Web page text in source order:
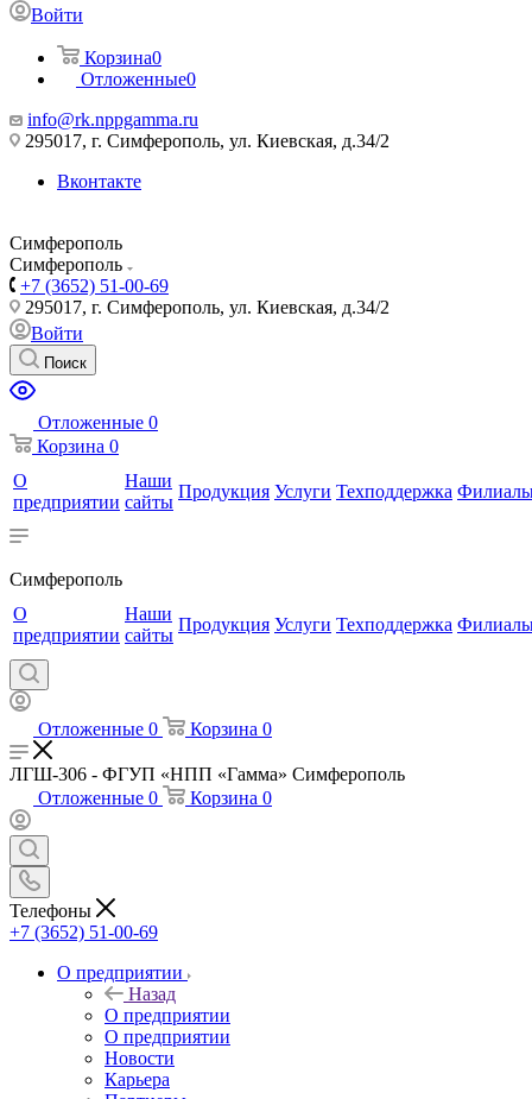
Войти
Корзина0
Отложенные0
info@rk.nppgamma.ru
295017, г. Симферополь, ул. Киевская, д.34/2
Вконтакте
Симферополь
Симферополь
+7 (3652) 51-00-69
295017, г. Симферополь, ул. Киевская, д.34/2
Войти
Поиск
Отложенные 0
Корзина 0
О
предприятии
Наши
сайты
Продукция Услуги Техподдержка
Симферополь
О
предприятии
Наши
сайты
Продукция Услуги Техподдержка
Отложенные 0 Корзина 0
ЛГШ-306 - ФГУП «НПП «Гамма» Симферополь
Отложенные 0 Корзина 0
Телефоны
+7 (3652) 51-00-69
О предприятии
Назад
О предприятии
О предприятии
Новости
Карьера